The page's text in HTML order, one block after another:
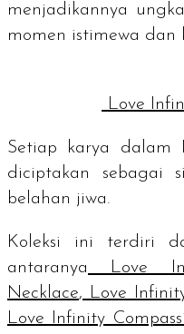
menjadikannya
momen istimewa dan
Love
Setiap karya dalam
diciptakan sebagai
belahan jiwa.
Koleksi ini terdiri
antaranya
Love
Necklace, Love
Love Infinity